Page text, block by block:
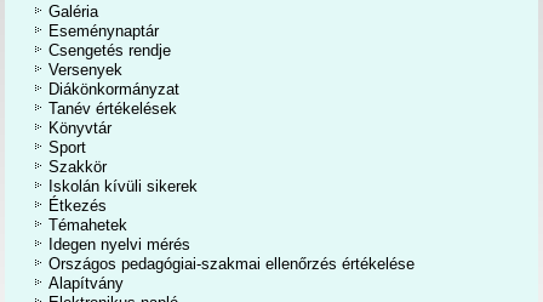
Galéria
Eseménynaptár
Csengetés rendje
Versenyek
Diákönkormányzat
Tanév értékelések
Könyvtár
Sport
Szakkör
Iskolán kívüli sikerek
Étkezés
Témahetek
Idegen nyelvi mérés
Országos pedagógiai-szakmai ellenőrzés értékelése
Alapítvány